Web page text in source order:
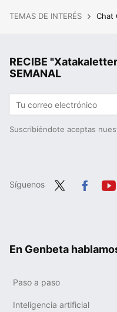
TEMAS DE INTERÉS Chat
RECIBE
SEMANAL
Suscribiéndote aceptas
Síguenos
En Genbeta
Paso a paso
Inteligencia artificial